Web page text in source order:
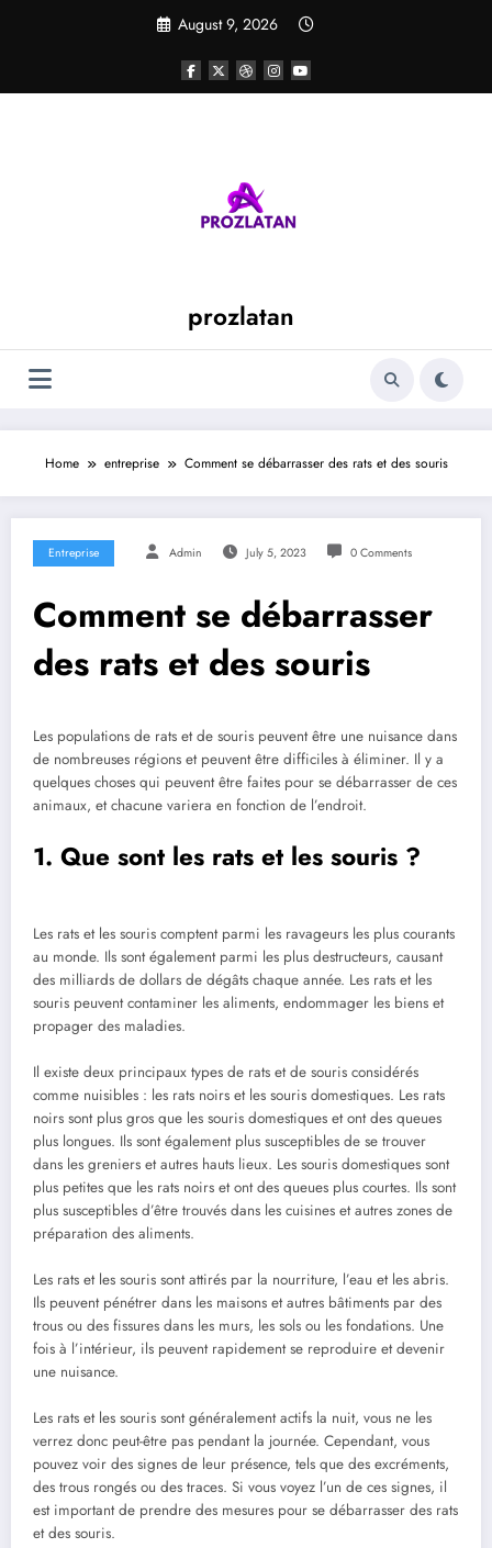
August 9, 2026
prozlatan
Home entreprise Comment se débarrasser des rats et des souris
Entreprise Admin July 5, 2023 0 Comments
Comment se débarrasser
des rats et des souris
Les populations de rats et de souris peuvent être une nuisance dans
de nombreuses régions et peuvent être difficiles à éliminer. Il y a
quelques choses qui peuvent être faites pour se débarrasser de ces
animaux, et chacune variera en fonction de l’endroit.
1. Que sont les rats et les souris ?
Les rats et les souris comptent parmi les ravageurs les plus courants
au monde. Ils sont également parmi les plus destructeurs, causant
des milliards de dollars de dégâts chaque année. Les rats et les
souris peuvent contaminer les aliments, endommager les biens et
propager des maladies.
Il existe deux principaux types de rats et de souris considérés
comme nuisibles : les rats noirs et les souris domestiques. Les rats
noirs sont plus gros que les souris domestiques et ont des queues
plus longues. Ils sont également plus susceptibles de se trouver
dans les greniers et autres hauts lieux. Les souris domestiques sont
plus petites que les rats noirs et ont des queues plus courtes. Ils sont
plus susceptibles d’être trouvés dans les cuisines et autres zones de
préparation des aliments.
Les rats et les souris sont attirés par la nourriture, l’eau et les abris.
Ils peuvent pénétrer dans les maisons et autres bâtiments par des
trous ou des fissures dans les murs, les sols ou les fondations. Une
fois à l’intérieur, ils peuvent rapidement se reproduire et devenir
une nuisance.
Les rats et les souris sont généralement actifs la nuit, vous ne les
verrez donc peut-être pas pendant la journée. Cependant, vous
pouvez voir des signes de leur présence, tels que des excréments,
des trous rongés ou des traces. Si vous voyez l’un de ces signes, il
est important de prendre des mesures pour se débarrasser des rats
et des souris.